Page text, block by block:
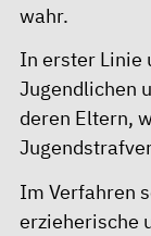
wahr.
In erster Linie
Jugendlichen
deren Eltern,
Im Verfahren
erzieherische